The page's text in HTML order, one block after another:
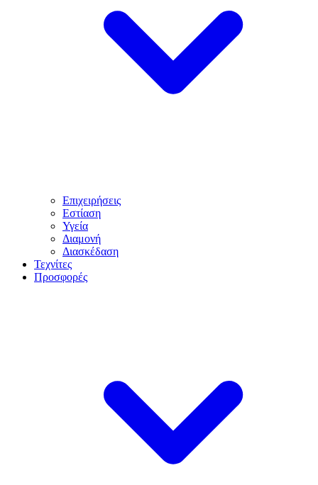
Επιχειρήσεις
Εστίαση
Υγεία
Διαμονή
Διασκέδαση
Τεχνίτες
Προσφορές